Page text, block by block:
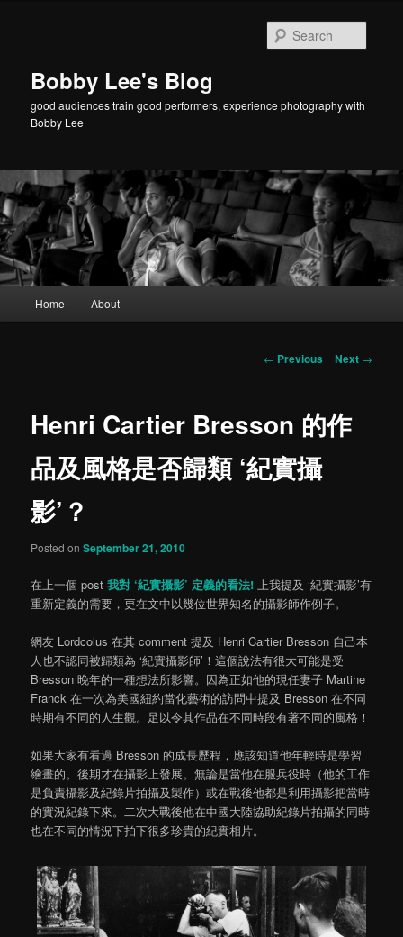
Bobby Lee's Blog
good audiences train good performers, experience photography with
Bobby Lee
Skip
content
Home About
Post
← Previous Next →
Henri Cartier Bresson 的作
品及風格是否歸類 ‘紀實攝
影’？
Posted onSeptember 21, 2010
在上一個 post我對 ‘紀實攝影’ 定義的看法! 上我提及 ‘紀實攝影’有
重新定義的需要，更在文中以幾位世界知名的攝影師作例子。
網友 Lordcolus 在其 comment 提及 Henri Cartier Bresson 自己本
人也不認同被歸類為 ‘紀實攝影師’！這個說法有很大可能是受
Bresson 晚年的一種想法所影響。因為正如他的現任妻子 Martine
Franck 在一次為美國紐約當化藝術的訪問中提及 Bresson 在不同
時期有不同的人生觀。足以令其作品在不同時段有著不同的風格！
如果大家有看過 Bresson 的成長歷程，應該知道他年輕時是學習
繪畫的。後期才在攝影上發展。無論是當他在服兵役時（他的工作
是負責攝影及紀錄片拍攝及製作）或在戰後他都是利用攝影把當時
的實況紀錄下來。二次大戰後他在中國大陸協助紀錄片拍攝的同時
也在不同的情況下拍下很多珍貴的紀實相片。